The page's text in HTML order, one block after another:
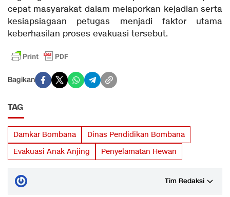
cepat masyarakat dalam melaporkan kejadian serta
kesiapsiagaan petugas menjadi faktor utama
keberhasilan proses evakuasi tersebut.
Bagikan
TAG
Damkar Bombana
Dinas Pendidikan Bombana
Evakuasi Anak Anjing
Penyelamatan Hewan
Tim Redaksi